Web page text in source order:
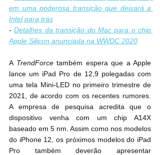
em uma poderosa transição que deixará a
Intel para trás
- Detalhes da transição do Mac para o chip
Apple Silicon anunciada na WWDC 2020
A TrendForce também espera que a Apple
lance um iPad Pro de 12,9 polegadas com
uma tela Mini-LED no primeiro trimestre de
2021, de acordo com os recentes rumores.
A empresa de pesquisa acredita que o
dispositivo venha com um chip A14X
baseado em 5 nm. Assim como nos modelos
do iPhone 12, os próximos modelos do iPad
Pro também deverão apresentar